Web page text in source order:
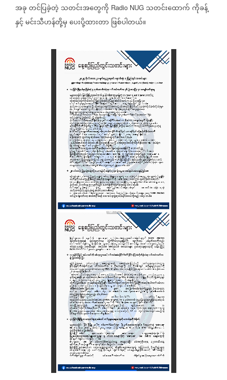
အခုတင်ပြခဲ့တဲ့ သတင်းအတွေကို Radio NUG သတင်းထောက်ကိုခန့်
နှင့်မင်းသီဟန်တို့မှပေးပို့ထားတာဖြစ်ပါတယ်။